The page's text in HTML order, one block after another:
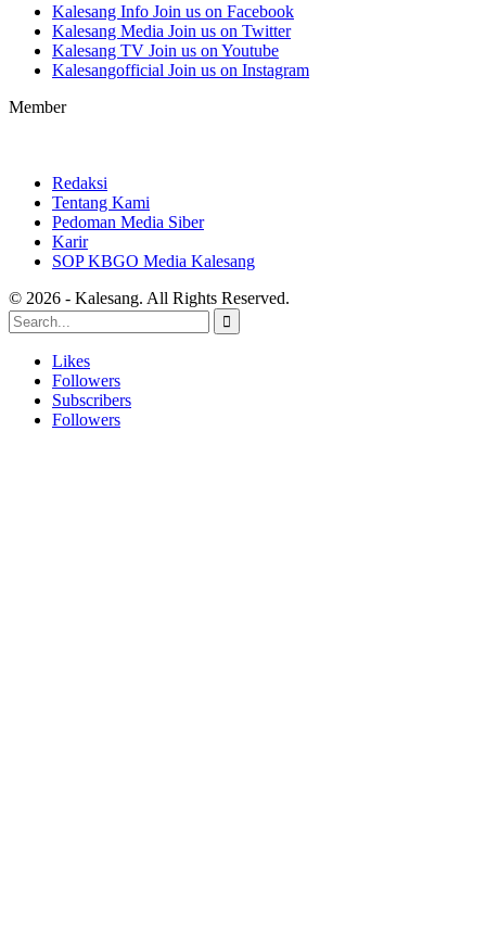
Kalesang Info Join us on Facebook
Kalesang Media Join us on Twitter
Kalesang TV Join us on Youtube
Kalesangofficial Join us on Instagram
Member
Redaksi
Tentang Kami
Pedoman Media Siber
Karir
SOP KBGO Media Kalesang
© 2026 - Kalesang. All Rights Reserved.
Likes
Followers
Subscribers
Followers